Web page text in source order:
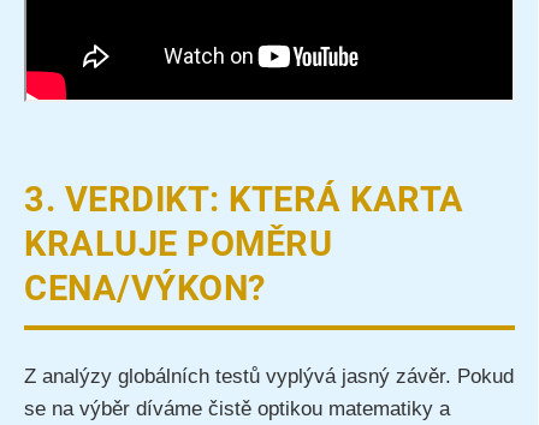
3. VERDIKT: KTERÁ KARTA
KRALUJE POMĚRU
CENA/VÝKON?
Z analýzy globálních testů vyplývá jasný závěr. Pokud
se na výběr díváme čistě optikou matematiky a